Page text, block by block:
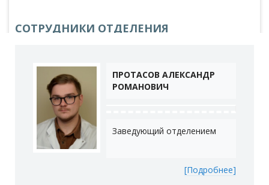
СОТРУДНИКИ ОТДЕЛЕНИЯ
ПРОТАСОВ АЛЕКСАНДР
РОМАНОВИЧ
Заведующий отделением
[Подробнее]